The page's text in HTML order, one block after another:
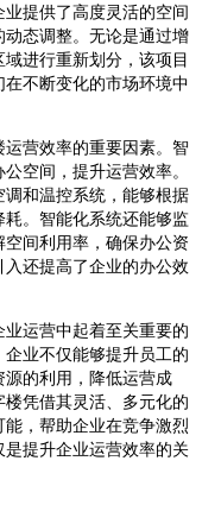
提供了高度灵活的空间
态调整。无论是通过增
进行重新划分，该项目
不断变化的市场环境中
营效率的重要因素。智
空间，提升运营效率。
和温控系统，能够根据
。智能化系统还能够监
间利用率，确保办公资
还提高了企业的办公效
运营中起着至关重要的
业不仅能够提升员工的
的利用，降低运营成
凭借其灵活、多元化的
，帮助企业在竞争激烈
提升企业运营效率的关